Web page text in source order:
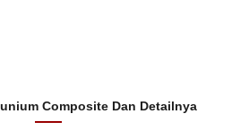
Composite Dan Detailnya